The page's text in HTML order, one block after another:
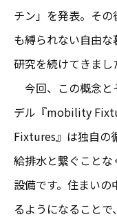
チン」を発表。そ
も縛られない自由な
研究を続けてきまし
今回、この概念と
デル『mobility
Fixtures』は独自の
給排水と繋ぐこと
設備です。住まい
るようになること